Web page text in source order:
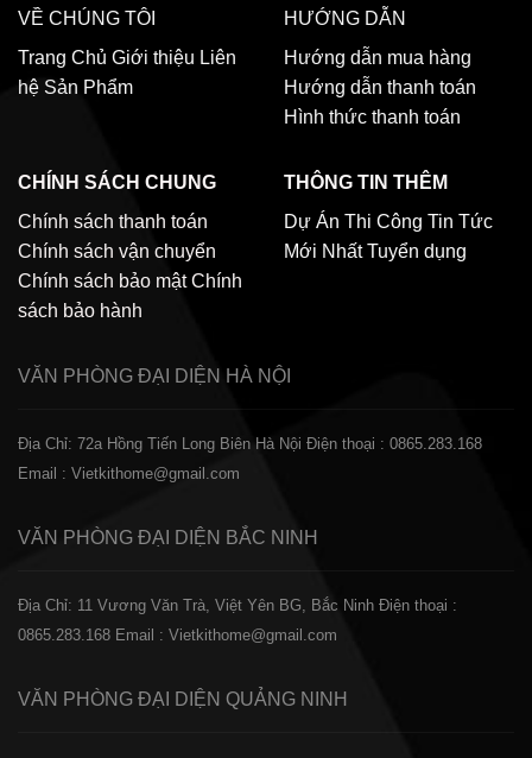
VỀ CHÚNG TÔI
Trang Chủ Giới thiệu Liên
hệ Sản Phẩm
HƯỚNG DẪN
Hướng dẫn mua hàng
Hướng dẫn thanh toán
Hình thức thanh toán
CHÍNH SÁCH CHUNG
Chính sách thanh toán
Chính sách vận chuyển
Chính sách bảo mật Chính
sách bảo hành
THÔNG TIN THÊM
Dự Án Thi Công Tin Tức
Mới Nhất Tuyển dụng
VĂN PHÒNG ĐẠI DIỆN HÀ NỘI
Địa Chỉ: 72a Hồng Tiến Long Biên Hà Nội Điện thoại : 0865.283.168
Email : Vietkithome@gmail.com
VĂN PHÒNG ĐẠI DIỆN BẮC NINH
Địa Chỉ: 11 Vương Văn Trà, Việt Yên BG, Bắc Ninh Điện thoại :
0865.283.168 Email : Vietkithome@gmail.com
VĂN PHÒNG ĐẠI DIỆN QUẢNG NINH